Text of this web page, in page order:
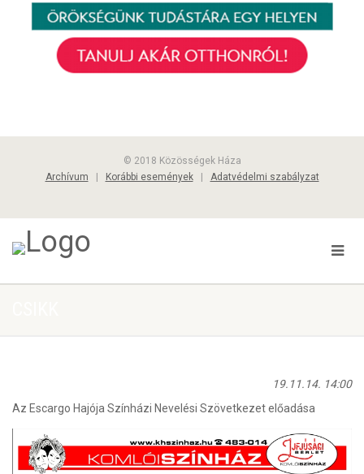
© 2018 Közösségek Háza
Archívum
Korábbi események| Adatvédelmi szabályzat
19.11.14. 14:00
Az Escargo Hajója Színházi Nevelési Szövetkezet előadása